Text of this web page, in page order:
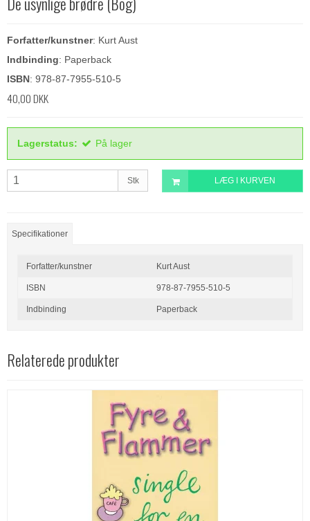
Forfatter/kunstner: Kurt Aust
Indbinding: Paperback
ISBN: 978-87-7955-510-5
40,00 DKK
Lagerstatus: På lager
Stk LÆG I KURVEN
Specifikationer
Forfatter/kunstner Kurt Aust
ISBN 978-87-7955-510-5
Indbinding Paperback
Relaterede produkter